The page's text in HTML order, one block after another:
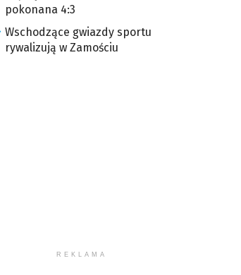
pokonana 4:3
Wschodzące gwiazdy sportu
rywalizują w Zamościu
REKLAMA